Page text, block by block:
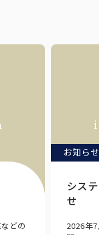
どの
お知らせ
シス
せ
2026年